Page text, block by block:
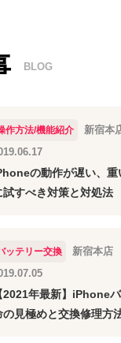
BLOG
作方法/機能紹介
新宿本
の動作が遅い、重
試すべき対策と対処法
ッテリー交換
新宿本店
2021年最新】iPhone
の見極めと交換修理方